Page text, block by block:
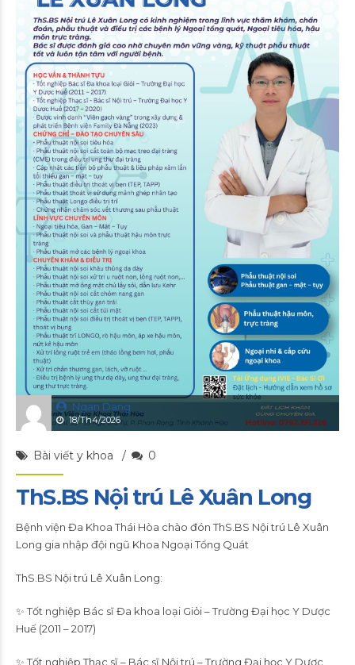
Ngan Dang
18/Th4/2026
Bài viết y khoa 0
ThS.BS Nội trú Lê Xuân Long
Bệnh viện Đa Khoa Thái Hòa chào đón ThS.BS Nội trú Lê Xuân
Long gia nhập đội ngũ Khoa Ngoại Tổng Quát
ThS.BS Nội trú Lê Xuân Long:
✨ Tốt nghiệp Bác sĩ Đa khoa loại Giỏi – Trường Đại học Y Dược
Huế (2011 – 2017)
✨ Tốt nghiệp Thạc sĩ – Bác sĩ Nội trú – Trường Đại học Y Dược